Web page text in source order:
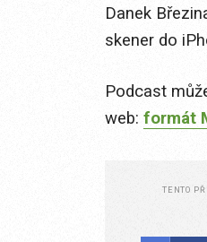
Danek
skener do
Podcast
web: formát
TENTO